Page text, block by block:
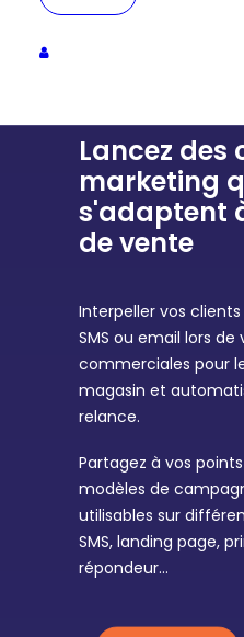
Lancez
marketing
s'adaptent
de vente
Interpeller vos
SMS ou email lors de
commerciales pour
magasin et
relance.
Partagez à vos
modèles de
utilisables sur
SMS, landing page,
répondeur…